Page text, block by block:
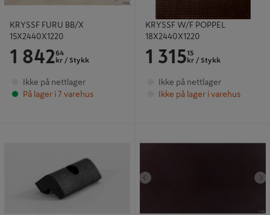
KRYSSF FURU BB/X
15X2440X1220
1 84264
kr / Stykk
Ikke på nettlager
På lager i 7 varehus
KRYSSF W/F POPPEL
18X2440X1220
1 31515
kr / Stykk
Ikke på nettlager
Ikke på lager i varehus
Tidligere